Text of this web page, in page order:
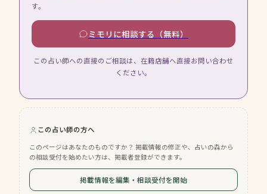
す。
ミモリに相談する（無料）
この占い師への直接のご相談は、在籍店舗へ直接お問い合わせ
ください。
この占い師の方へ
このページはあなたのものですか？ 掲載情報の修正や、占いの森から
の相談受付を始めたい方は、掲載者登録ができます。
掲載情報を編集・相談受付を開始